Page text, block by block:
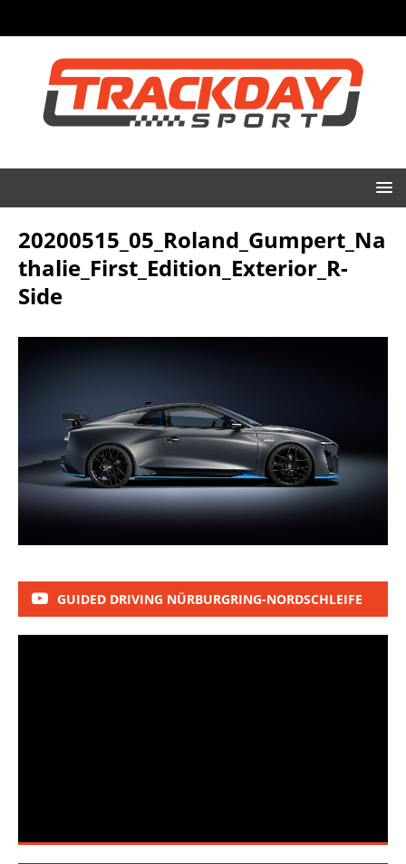
20200515_05_Roland_Gumpert_Na
thalie_First_Edition_Exterior_R-
Side
GUIDED DRIVING NÜRBURGRING-NORDSCHLEIFE